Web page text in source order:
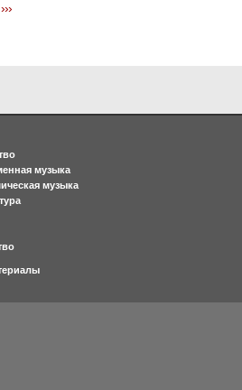
›››
музыка
музыка